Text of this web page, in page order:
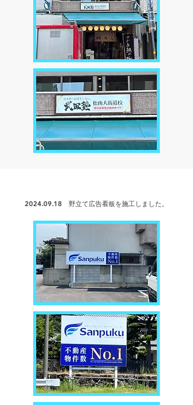
2024.09.18 野立て広告看板を施工しました。